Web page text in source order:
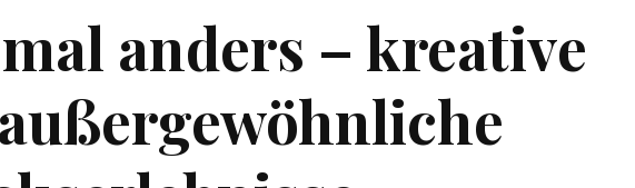
anders – kreative